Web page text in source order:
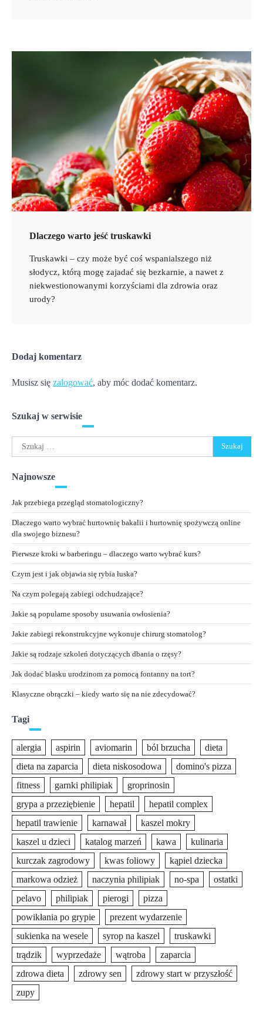
Dlaczego warto jeść truskawki
Truskawki – czy może być coś wspanialszego niż
słodycz, którą mogę zajadać się bezkarnie, a nawet z
niekwestionowanymi korzyściami dla zdrowia oraz
urody?
Dodaj komentarz
Musisz się zalogować, aby móc dodać komentarz.
Szukaj w serwisie
Szukaj:
Najnowsze
Jak przebiega przegląd stomatologiczny?
Dlaczego warto wybrać hurtownię bakalii i hurtownię spożywczą online
dla swojego biznesu?
Pierwsze kroki w barberingu – dlaczego warto wybrać kurs?
Czym jest i jak objawia się rybia łuska?
Na czym polegają zabiegi odchudzające?
Jakie są popularne sposoby usuwania owłosienia?
Jakie zabiegi rekonstrukcyjne wykonuje chirurg stomatolog?
Jakie są rodzaje szkoleń dotyczących dbania o rzęsy?
Jak dodać blasku urodzinom za pomocą fontanny na tort?
Klasyczne obrączki – kiedy warto się na nie zdecydować?
Tagi
alergia aspirin aviomarin ból brzucha
dieta
dieta na zaparcia
dieta niskosodowa
domino's pizza
fitness
garnki philipiak
groprinosin
grypa a przeziębienie
hepatil
hepatil complex
hepatil trawienie
karnawał
kaszel mokry
kaszel u dzieci
katalog marzeń kawa
kulinaria
kurczak zagrodowy
kwas foliowy
kąpiel dziecka
markowa odzież
naczynia philipiak no-spa
ostatki
pelavo
philipiak pierogi
pizza
powikłania po grypie
prezent wydarzenie
sukienka na wesele
syrop na kaszel
truskawki
trądzik
wyprzedaże wątroba
zaparcia
zdrowa dieta
zdrowy sen
zdrowy start w przyszłość
zupy